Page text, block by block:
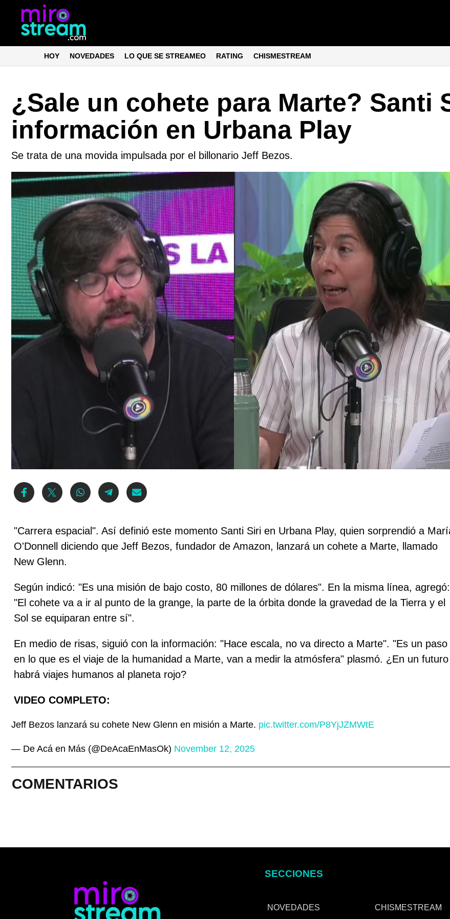
HOY NOVEDADES LO QUE SE STREAMEO RATING CHISMESTREAM
¿Sale un cohete para Marte? Santi
información en Urbana Play
Se trata de una movida impulsada por el billonario Jeff Bezos.
"Carrera espacial". Así definió este momento Santi Siri en Urbana Play, quien sorprendió a
O'Donnell diciendo que Jeff Bezos, fundador de Amazon, lanzará un cohete a Marte, llamado
New Glenn.
Según indicó: "Es una misión de bajo costo, 80 millones de dólares". En la misma línea, agregó:
"El cohete va a ir al punto de la grange, la parte de la órbita donde la gravedad de la Tierra y el
Sol se equiparan entre sí".
En medio de risas, siguió con la información: "Hace escala, no va directo a Marte". "Es un paso
en lo que es el viaje de la humanidad a Marte, van a medir la atmósfera" plasmó. ¿En un futuro
habrá viajes humanos al planeta rojo?
VIDEO COMPLETO:
Jeff Bezos lanzará su cohete New Glenn en misión a Marte. pic.twitter.com/P8YjJZMWtE
— De Acá en Más (@DeAcaEnMasOk) November 12, 2025
COMENTARIOS
SECCIONES
NOVEDADES CHISMESTREAM